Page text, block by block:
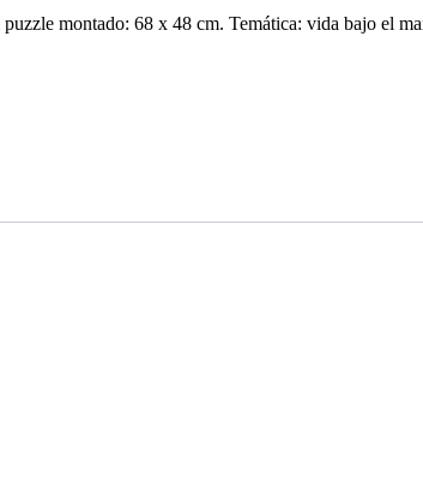
montado: 68 x 48 cm. Temática: vida bajo el